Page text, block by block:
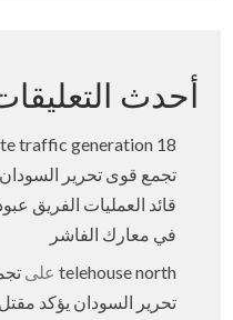
أحدث
18 website traffic generation
تجمع قوى تحرير
قائد العمليات الفريق
في معارك الفاشر
telehouse northعلى
تحرير السودان يؤكد